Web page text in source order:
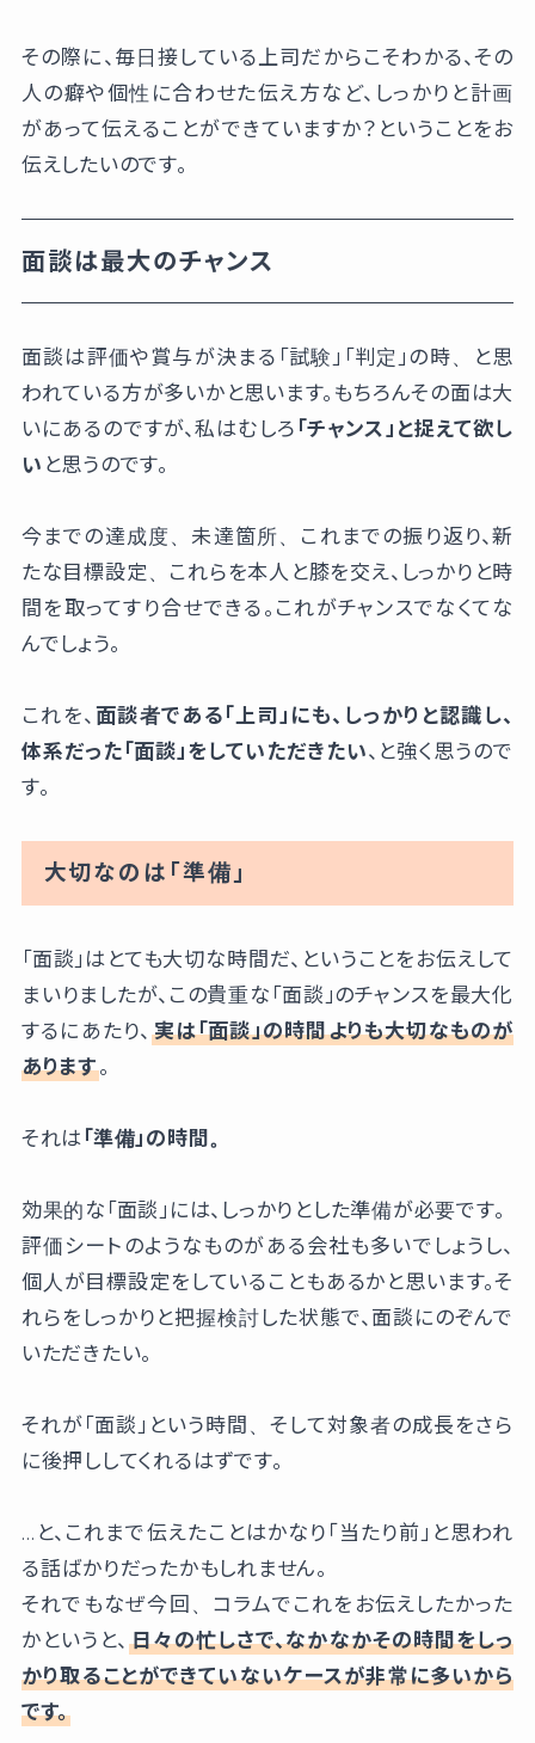
その際に、毎日接している上司だからこそわかる、その
人の癖や個性に合わせた伝え方など、しっかりと計画
があって伝えることができていますか？ということをお
伝えしたいのです。
面談は最大のチャンス
面談は評価や賞与が決まる「試験」「判定」の時、と思
われている方が多いかと思います。もちろんその面は大
いにあるのですが、私はむしろ 「チャンス」と捉えて欲し
い と思うのです。
今までの達成度、未達箇所、これまでの振り返り、新
たな目標設定、これらを本人と膝を交え、しっかりと時
間を取ってすり合せできる。これがチャンスでなくてな
んでしょう。
これを、 面談者である「上司」にも、しっかりと認識し、
体系だった「面談」をしていただきたい、と強く思うので
す。
大切なのは「準備」
「面談」はとても大切な時間だ、ということをお伝えして
まいりましたが、この貴重な「面談」のチャンスを最大化
するにあたり、 実は「面談」の時間よりも大切なものが
あります。
それは 「準備」の時間。
効果的な「面談」には、しっかりとした準備が必要です。
評価シートのようなものがある会社も多いでしょうし、
個人が目標設定をしていることもあるかと思います。そ
れらをしっかりと把握検討した状態で、面談にのぞんで
いただきたい。
それが「面談」という時間、そして対象者の成長をさら
に後押ししてくれるはずです。
…と、これまで伝えたことはかなり「当たり前」と思われ
る話ばかりだったかもしれません。
それでもなぜ今回、コラムでこれをお伝えしたかった
かというと、 日々の忙しさで、なかなかその時間をしっ
かり取ることができていないケースが非常に多いから
です。